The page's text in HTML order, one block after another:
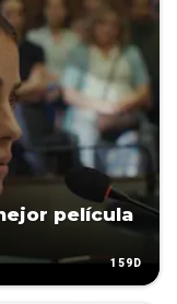
película
159D